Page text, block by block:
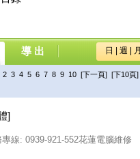
導 出 日 週 月
2 3 4 5 6 7 8 9 10 [下一頁] [下10頁]
]
線: 0939-921-552花蓮電腦維修